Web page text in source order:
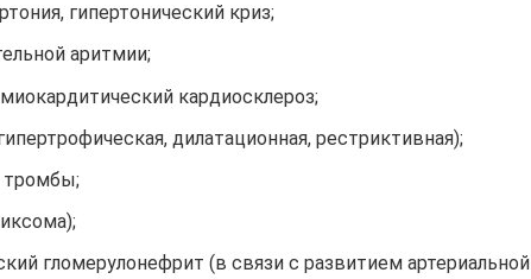
гипертонический криз;
аритмии;
кардиосклероз;
дилатационная, рестриктивная);
тромбы;
гломерулонефрит (в связи с развитием артериальной